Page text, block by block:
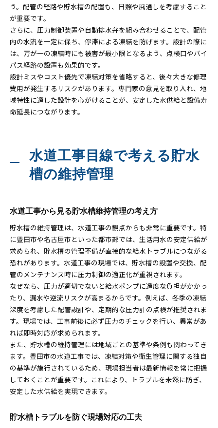
う。配管の経路や貯水槽の配置も、日照や風通しを考慮すること
が重要です。
さらに、圧力制御装置や自動排水弁を組み合わせることで、配管
内の水流を一定に保ち、停滞による凍結を防げます。設計の際に
は、万が一の凍結時にも被害が最小限となるよう、点検口やバイ
パス経路の設置も効果的です。
設計ミスやコスト優先で凍結対策を省略すると、後々大きな修理
費用が発生するリスクがあります。専門家の意見を取り入れ、地
域特性に適した設計を心がけることが、安定した水供給と設備寿
命延長につながります。
水道工事目線で考える貯水
槽の維持管理
水道工事から見る貯水槽維持管理の考え方
貯水槽の維持管理は、水道工事の観点からも非常に重要です。特
に豊田市や名古屋市といった都市部では、生活用水の安定供給が
求められ、貯水槽の管理不備が直接的な給水トラブルにつながる
恐れがあります。水道工事の現場では、貯水槽の設置や交換、配
管のメンテナンス時に圧力制御の適正化が重視されます。
なぜなら、圧力が適切でないと給水ポンプに過度な負担がかかっ
たり、漏水や逆流リスクが高まるからです。例えば、冬季の凍結
深度を考慮した配管設計や、定期的な圧力計の点検が推奨されま
す。現場では、工事前後に必ず圧力のチェックを行い、異常があ
れば即時対応が求められます。
また、貯水槽の維持管理には地域ごとの基準や条例も関わってき
ます。豊田市の水道工事では、凍結対策や衛生管理に関する独自
の基準が施行されているため、現場担当者は最新情報を常に把握
しておくことが重要です。これにより、トラブルを未然に防ぎ、
安定した水供給を実現できます。
貯水槽トラブルを防ぐ現場対応の工夫